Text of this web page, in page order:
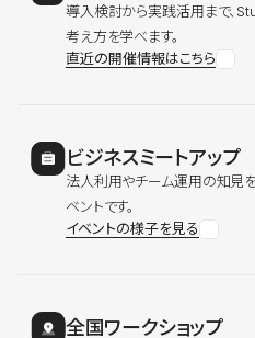
導入検討から実践活用まで、
考え方を学べます。
直近の開催情報はこちら
ビジネスミートアップ
法人利用やチーム運用の知見
ベントです。
イベントの様子を見る
全国ワークショップ